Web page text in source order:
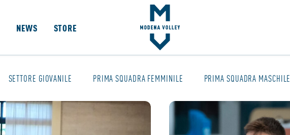
NEWS STORE
SETTORE GIOVANILE PRIMA SQUADRA FEMMINILE PRIMA SQUADRA MASCHILE